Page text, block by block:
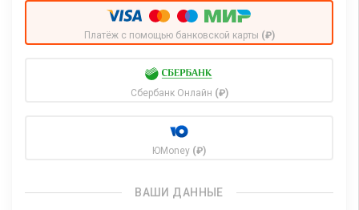
Платёж с помощью банковской карты (₽)
Сбербанк Онлайн (₽)
ЮMoney (₽)
ВАШИ ДАННЫЕ